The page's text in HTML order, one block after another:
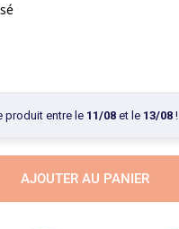
produit entre le 11/08et le 13/08!
AJOUTER AU PANIER